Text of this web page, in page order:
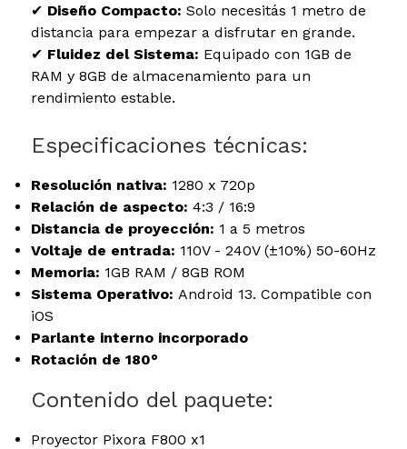
✔ Diseño Compacto: Solo necesitás 1 metro de
distancia para empezar a disfrutar en grande.
✔ Fluidez del Sistema: Equipado con 1GB de
RAM y 8GB de almacenamiento para un
rendimiento estable.
Especificaciones técnicas:
Resolución nativa: 1280 x 720p
Relación de aspecto: 4:3 / 16:9
Distancia de proyección: 1 a 5 metros
Voltaje de entrada: 110V - 240V (±10%) 50-60Hz
Memoria: 1GB RAM / 8GB ROM
Sistema Operativo: Android 13. Compatible con
iOS
Parlante interno incorporado
Rotación de 180°
Contenido del paquete:
Proyector Pixora F800 x1